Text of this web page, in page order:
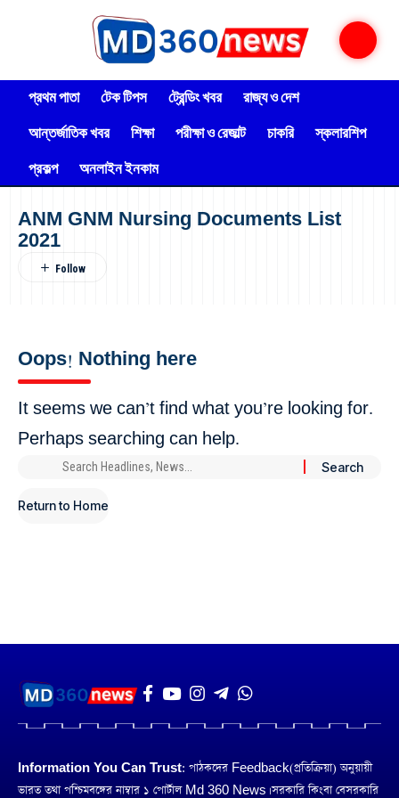
প্রথম পাতা টেক টিপস ট্রেন্ডিং খবর
রাজ্য ও দেশ
আন্তর্জাতিক খবর
শিক্ষা পরীক্ষা ও রেজাল্ট চাকরি
স্কলারশিপ
প্রকল্প
অনলাইন ইনকাম
ANM GNM Nursing Documents List
2021
Oops! Nothing here
It seems we can’t find what you’re looking for.
Perhaps searching can help.
Return to Home
Information You Can Trust: পাঠকদের Feedback(প্রতিক্রিয়া) অনুয়ায়ী
ভারত তথা পশ্চিমবঙ্গের নাম্বার ১ পোর্টাল Md 360 News। সরকারি কিংবা বেসরকারি